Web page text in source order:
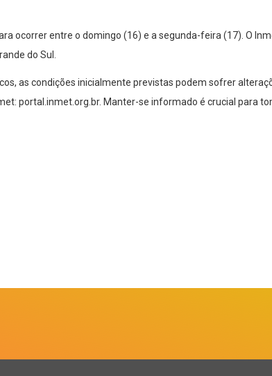
ocorrer entre o domingo (16) e a segunda-feira (17). O
do Sul.
as condições inicialmente previstas podem sofrer
portal.inmet.org.br. Manter-se informado é crucial para